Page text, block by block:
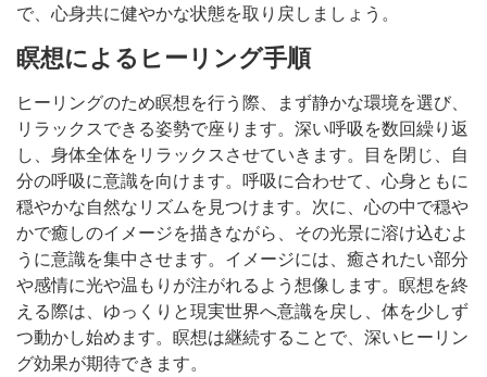
で、心身共に健やかな状態を取り戻しましょう。
瞑想によるヒーリング手順
ヒーリングのため瞑想を行う際、まず静かな環境を選び、
リラックスできる姿勢で座ります。深い呼吸を数回繰り返
し、身体全体をリラックスさせていきます。目を閉じ、自
分の呼吸に意識を向けます。呼吸に合わせて、心身ともに
穏やかな自然なリズムを見つけます。次に、心の中で穏や
かで癒しのイメージを描きながら、その光景に溶け込むよ
うに意識を集中させます。イメージには、癒されたい部分
や感情に光や温もりが注がれるよう想像します。瞑想を終
える際は、ゆっくりと現実世界へ意識を戻し、体を少しず
つ動かし始めます。瞑想は継続することで、深いヒーリン
グ効果が期待できます。